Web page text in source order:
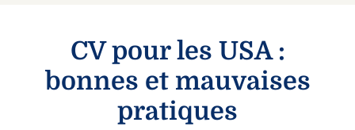
CV pour les USA :
bonnes et mauvaises
pratiques